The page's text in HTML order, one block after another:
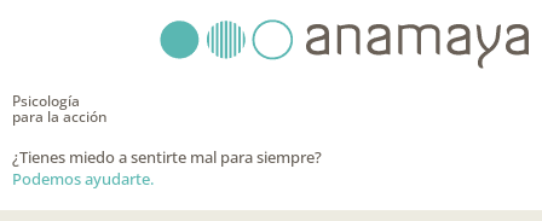
contenido
Psicología
para la acción
¿Tienes miedo a sentirte mal para siempre?
Podemos ayudarte.